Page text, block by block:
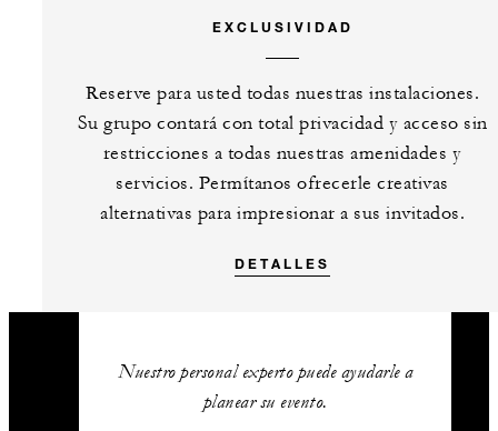
EXCLUSIVIDAD
Reserve para usted todas nuestras instalaciones.
Su grupo contará con total privacidad y acceso sin
restricciones a todas nuestras amenidades y
servicios. Permítanos ofrecerle creativas
alternativas para impresionar a sus invitados.
DETALLES
Nuestro personal experto puede ayudarle a
planear su evento.